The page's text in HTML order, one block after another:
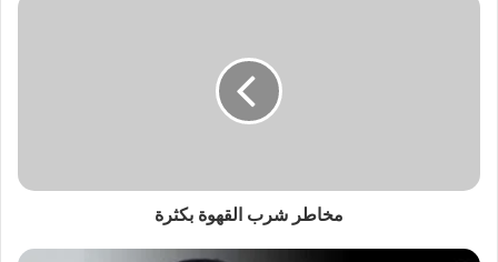
مخاطر شرب القهوة بكثرة